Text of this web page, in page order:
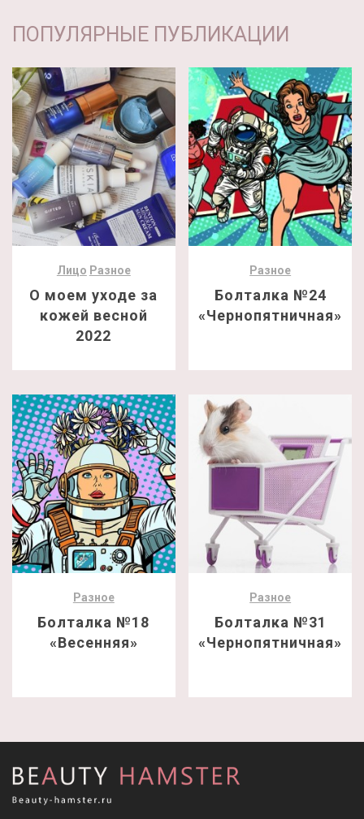
ПОПУЛЯРНЫЕ ПУБЛИКАЦИИ
Лицо Разное
О моем уходе за
кожей весной
2022
Разное
Болталка №24
«Чернопятничная»
Разное
Болталка №18
«Весенняя»
Разное
Болталка №31
«Чернопятничная»